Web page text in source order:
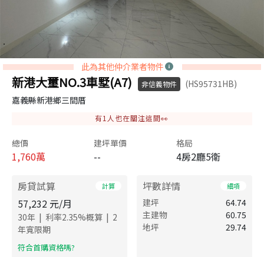
此為其他仲介業者物件
新港大璽NO.3車墅(A7) 非信義物件
(HS95731HB)
嘉義縣新港鄉三間厝
有1 人也在關注這間👀
總價
1,760萬
建坪單價
--
格局
4房2廳5衛
房貸試算 計算
57,232 元/月
30年 | 利率2.35%概算 | 2
年寬限期
​符合首購資格嗎?
坪數詳情 細項
建坪
64.74
主建物
60.75
地坪
29.74